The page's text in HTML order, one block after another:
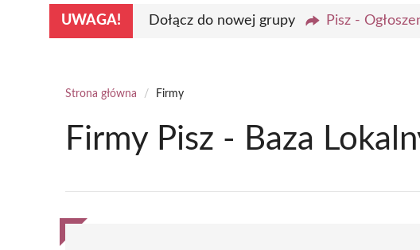
UWAGA! Dołącz do nowej grupy Pisz -
Strona główna / Firmy
Firmy Pisz - Baza